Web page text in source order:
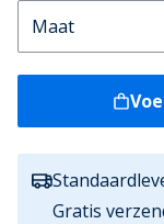
Gratis